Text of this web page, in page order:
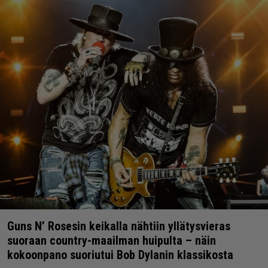
Guns N’ Rosesin keikalla nähtiin yllätysvieras
suoraan country-maailman huipulta – näin
kokoonpano suoriutui Bob Dylanin klassikosta